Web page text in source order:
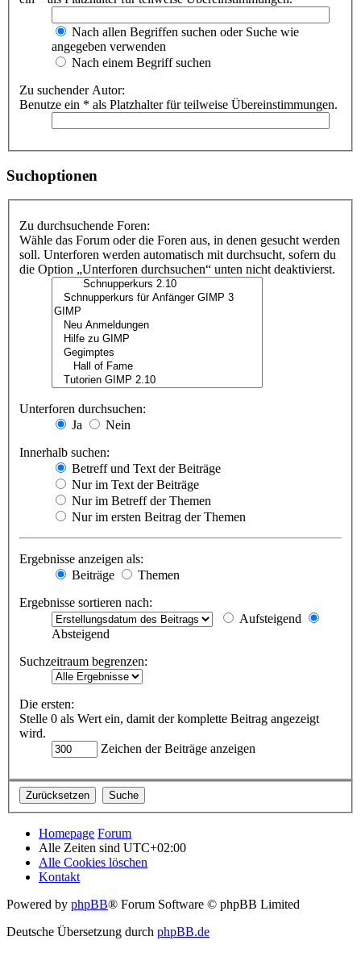
Nach allen Begriffen suchen oder Suche wie
angegeben verwenden
Nach einem Begriff suchen
Zu suchender Autor:
Benutze ein * als Platzhalter für teilweise Übereinstimmungen.
Suchoptionen
Zu durchsuchende Foren:
Wähle das Forum oder die Foren aus, in denen gesucht werden
soll. Unterforen werden automatisch mit durchsucht, sofern du
die Option „Unterforen durchsuchen“ unten nicht deaktivierst.
Unterforen durchsuchen:
Ja
Nein
Innerhalb suchen:
Betreff und Text der Beiträge
Nur im Text der Beiträge
Nur im Betreff der Themen
Nur im ersten Beitrag der Themen
Ergebnisse anzeigen als:
Beiträge
Themen
Ergebnisse sortieren nach:
Aufsteigend
Absteigend
Suchzeitraum begrenzen:
Die ersten:
Stelle 0 als Wert ein, damit der komplette Beitrag angezeigt
wird.
Zeichen der Beiträge anzeigen
Homepage Forum
Alle Zeiten sind UTC+02:00
Alle Cookies löschen
Kontakt
Powered by phpBB® Forum Software © phpBB Limited
Deutsche Übersetzung durch phpBB.de